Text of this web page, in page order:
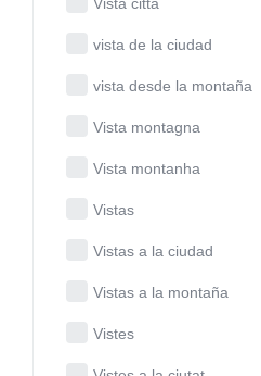
vista de la ciudad
vista desde la montaña
Vista montagna
Vista montanha
Vistas
Vistas a la ciudad
Vistas a la montaña
Vistes